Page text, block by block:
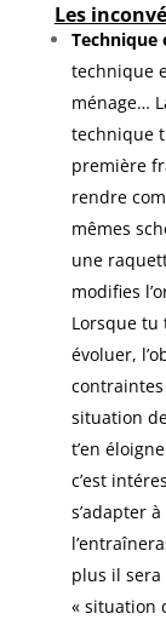
Les
technique
ménage…
technique
première
rendre
mêmes
une
modifies
Lorsque
évoluer,
situation
t’en
c’est
s’adapter
plus il
« situation